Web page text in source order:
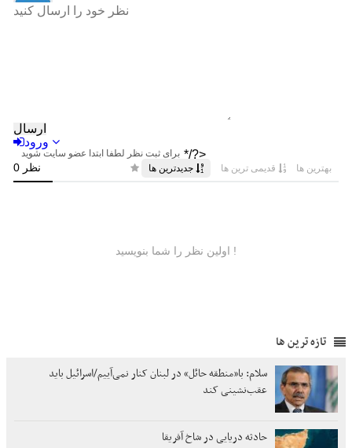
تازه ترین ها
سلام: با«منطقه حائل» در لبنان کنار نمی‌آییم/اسرائیل باید
عقب‌نشینی کند
حادثه دریایی در شاخ آفریقا